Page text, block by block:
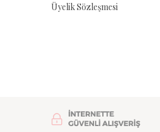
Üyelik Sözleşmesi